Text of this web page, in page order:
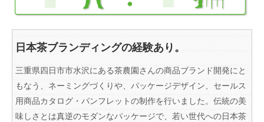
日本茶ブランディングの経験あり。
三重県四日市市水沢にある茶農園さんの商品ブランド開発にと
もなう、ネーミングづくりや、パッケージデザイン、セールス
用商品カタログ・パンフレットの制作を行いました。伝統の美
味しさとは真逆のモダンなパッケージで、若い世代への日本茶